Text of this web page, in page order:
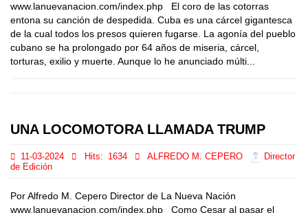
www.lanuevanacion.com/index.php El coro de las cotorras
entona su canción de despedida. Cuba es una cárcel gigantesca
de la cual todos los presos quieren fugarse. La agonía del pueblo
cubano se ha prolongado por 64 años de miseria, cárcel,
torturas, exilio y muerte. Aunque lo he anunciado múlti...
UNA LOCOMOTORA LLAMADA TRUMP
11-03-2024 Hits: 1634 ALFREDO M. CEPERO
Director
de Edición
Por Alfredo M. Cepero Director de La Nueva Nación
www.lanuevanacion.com/index.php Como Cesar al pasar el